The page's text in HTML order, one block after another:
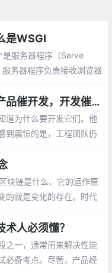
是WSGI
服务器程序（Serve
务器程序负责接收浏览器
产环境时会用 Gunicorn现代软件开发：销售催产品，产品催开发，开发催测试
道为什么要开发它们。他
到震惊的是，工程团队仍
块链是什么、它的运作原
的就是变化的存在。时代
人必须懂？
之一，通常用来解决性能
必备考点。尽管，产品经